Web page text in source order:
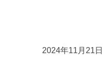
2024年11月21日